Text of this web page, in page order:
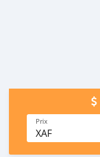
Prix
XAF